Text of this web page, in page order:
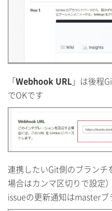
「Webhook URL」は後程
でOKです
連携したいGit側のブランチ
場合はカンマ区切りで設定）
issueの更新通知はmaster